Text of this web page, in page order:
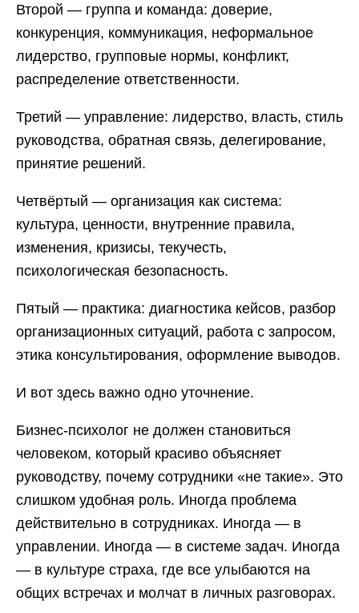
Второй — группа и команда: доверие,
конкуренция, коммуникация, неформальное
лидерство, групповые нормы, конфликт,
распределение ответственности.
Третий — управление: лидерство, власть, стиль
руководства, обратная связь, делегирование,
принятие решений.
Четвёртый — организация как система:
культура, ценности, внутренние правила,
изменения, кризисы, текучесть,
психологическая безопасность.
Пятый — практика: диагностика кейсов, разбор
организационных ситуаций, работа с запросом,
этика консультирования, оформление выводов.
И вот здесь важно одно уточнение.
Бизнес-психолог не должен становиться
человеком, который красиво объясняет
руководству, почему сотрудники «не такие». Это
слишком удобная роль. Иногда проблема
действительно в сотрудниках. Иногда — в
управлении. Иногда — в системе задач. Иногда
— в культуре страха, где все улыбаются на
общих встречах и молчат в личных разговорах.